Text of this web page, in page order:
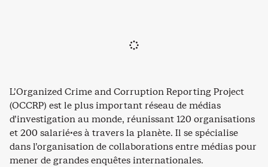
L’Organized Crime and Corruption Reporting Project
(OCCRP) est le plus important réseau de médias
d’investigation au monde, réunissant 120 organisations
et 200 salarié·es à travers la planète. Il se spécialise
dans l’organisation de collaborations entre médias pour
mener de grandes enquêtes internationales.